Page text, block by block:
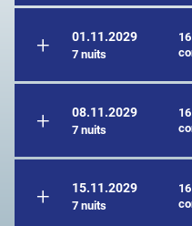
01.11.2029
7 nuits
08.11.2029
7 nuits
15.11.2029
7 nuits